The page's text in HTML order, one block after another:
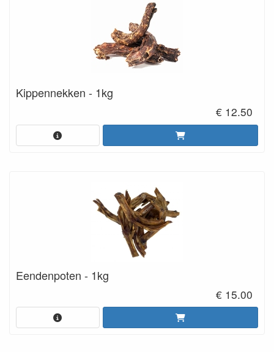
Kippennekken - 1kg
€ 12.50
Eendenpoten - 1kg
€ 15.00